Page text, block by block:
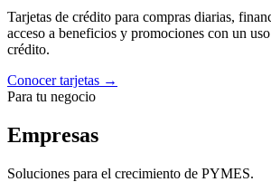
Tarjetas de crédito para compras diarias,
acceso a beneficios y promociones con un
crédito.
Conocer tarjetas →
Para tu negocio
Empresas
Soluciones para el crecimiento de PYMES.